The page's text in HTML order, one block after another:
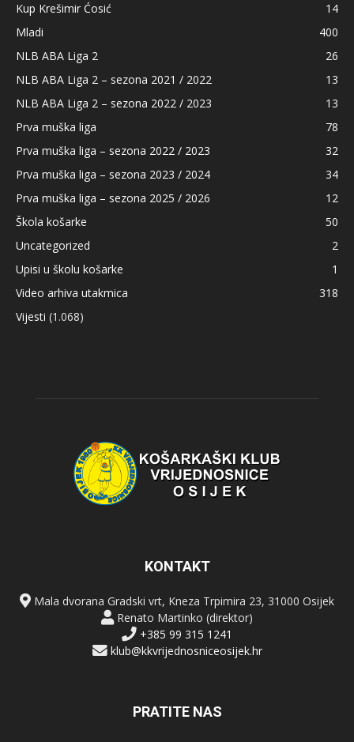
Kup Krešimir Ćosić
14
Mladi
400
NLB ABA Liga 2
26
NLB ABA Liga 2 – sezona 2021 / 2022
13
NLB ABA Liga 2 – sezona 2022 / 2023
13
Prva muška liga
78
Prva muška liga – sezona 2022 / 2023
32
Prva muška liga – sezona 2023 / 2024
34
Prva muška liga – sezona 2025 / 2026
12
Škola košarke
50
Uncategorized
2
Upisi u školu košarke
1
Video arhiva utakmica
318
Vijesti (1.068)
KONTAKT
Mala dvorana Gradski vrt, Kneza Trpimira 23, 31000 Osijek
Renato Martinko (direktor)
+385 99 315 1241
klub@kkvrijednosniceosijek.hr
PRATITE NAS